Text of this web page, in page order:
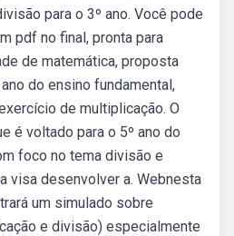
para o 3º ano. Você pode
pdf no final, pronta para
de matemática, proposta
do ensino fundamental,
de multiplicação. O
é voltado para o 5º ano do
foco no tema divisão e
visa desenvolver a. Webnesta
um simulado sobre
e divisão) especialmente